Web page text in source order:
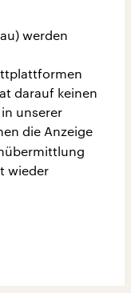
werden
darauf keinen
unserer
die Anzeige
wieder